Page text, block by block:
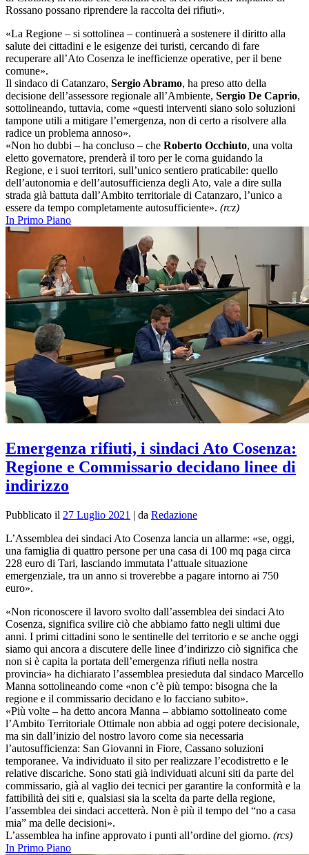
Rossano possano riprendere la raccolta dei rifiuti».
«La Regione – si sottolinea – continuerà a sostenere il diritto alla
salute dei cittadini e le esigenze dei turisti, cercando di fare
recuperare all’Ato Cosenza le inefficienze operative, per il bene
comune».
Il sindaco di Catanzaro, Sergio Abramo, ha preso atto della
decisione dell’assessore regionale all’Ambiente, Sergio De Caprio,
sottolineando, tuttavia, come «questi interventi siano solo soluzioni
tampone utili a mitigare l’emergenza, non di certo a risolvere alla
radice un problema annoso».
«Non ho dubbi – ha concluso – che Roberto Occhiuto, una volta
eletto governatore, prenderà il toro per le corna guidando la
Regione, e i suoi territori, sull’unico sentiero praticabile: quello
dell’autonomia e dell’autosufficienza degli Ato, vale a dire sulla
strada già battuta dall’Ambito territoriale di Catanzaro, l’unico a
essere da tempo completamente autosufficiente». (rcz)
In Primo Piano
Emergenza rifiuti, i sindaci Ato Cosenza:
Regione e Commissario decidano linee di
indirizzo
Pubblicato il 27 Luglio 2021 | da Redazione
L’Assemblea dei sindaci Ato Cosenza lancia un allarme: «se, oggi,
una famiglia di quattro persone per una casa di 100 mq paga circa
228 euro di Tari, lasciando immutata l’attuale situazione
emergenziale, tra un anno si troverebbe a pagare intorno ai 750
euro».
«Non riconoscere il lavoro svolto dall’assemblea dei sindaci Ato
Cosenza, significa svilire ciò che abbiamo fatto negli ultimi due
anni. I primi cittadini sono le sentinelle del territorio e se anche oggi
siamo qui ancora a discutere delle linee d’indirizzo ciò significa che
non si è capita la portata dell’emergenza rifiuti nella nostra
provincia» ha dichiarato l’assemblea presieduta dal sindaco Marcello
Manna sottolineando come «non c’è più tempo: bisogna che la
regione e il commissario decidano e lo facciano subito».
«Più volte – ha detto ancora Manna – abbiamo sottolineato come
l’Ambito Territoriale Ottimale non abbia ad oggi potere decisionale,
ma sin dall’inizio del nostro lavoro come sia necessaria
l’autosufficienza: San Giovanni in Fiore, Cassano soluzioni
temporanee. Va individuato il sito per realizzare l’ecodistretto e le
relative discariche. Sono stati già individuati alcuni siti da parte del
commissario, già al vaglio dei tecnici per garantire la conformità e la
fattibilità dei siti e, qualsiasi sia la scelta da parte della regione,
l’assemblea dei sindaci accetterà. Non è più il tempo del “no a casa
mia” ma delle decisioni».
L’assemblea ha infine approvato i punti all’ordine del giorno. (rcs)
In Primo Piano